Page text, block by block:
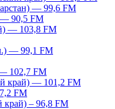
— 99,6 FM
— 90,5 FM
— 103,8 FM
— 99,1 FM
102,7 FM
край) — 101,2 FM
FM
край) – 96,8 FM